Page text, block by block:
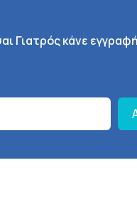
πλοήγηση
Γιατρός κάνε εγγραφή